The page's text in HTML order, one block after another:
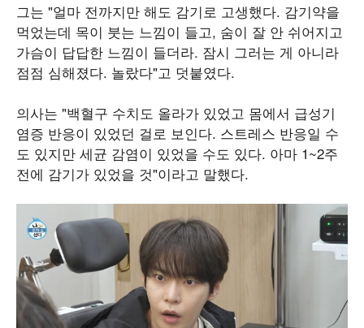
그는 "얼마 전까지만 해도 감기로 고생했다. 감기약을
먹었는데 목이 붓는 느낌이 들고, 숨이 잘 안 쉬어지고
가슴이 답답한 느낌이 들더라. 잠시 그러는 게 아니라
점점 심해졌다. 놀랐다"고 덧붙였다.
의사는 "백혈구 수치도 올라가 있었고 몸에서 급성기
염증 반응이 있었던 걸로 보인다. 스트레스 반응일 수
도 있지만 세균 감염이 있었을 수도 있다. 아마 1~2주
전에 감기가 있었을 것"이라고 말했다.